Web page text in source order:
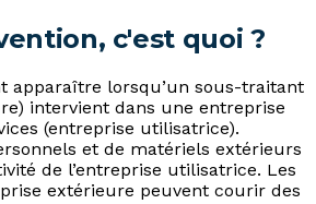
c'est quoi ?
apparaître lorsqu’un sous-traitant
intervient dans une entreprise
(entreprise utilisatrice).
et de matériels extérieurs
de l’entreprise utilisatrice. Les
extérieure peuvent courir des